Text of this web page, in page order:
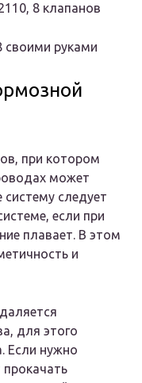
8 клапанов
своими руками
при котором
может
систему следует
если при
плавает. В этом
и
для этого
Если нужно
прокачать